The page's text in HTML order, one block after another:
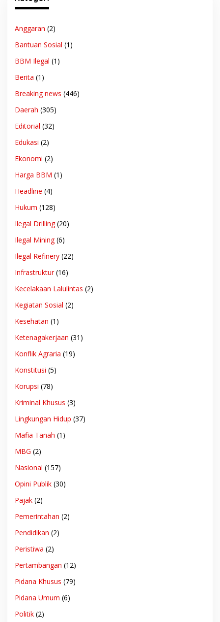
Anggaran (2)
Bantuan Sosial (1)
BBM Ilegal (1)
Berita (1)
Breaking news (446)
Daerah (305)
Editorial (32)
Edukasi (2)
Ekonomi (2)
Harga BBM (1)
Headline (4)
Hukum (128)
Ilegal Drilling(20)
Ilegal Mining(6)
Ilegal Refinery (22)
Infrastruktur(16)
Kecelakaan Lalulintas (2)
Kegiatan Sosial (2)
Kesehatan (1)
Ketenagakerjaan (31)
Konflik Agraria (19)
Konstitusi (5)
Korupsi (78)
Kriminal Khusus (3)
Lingkungan Hidup (37)
Mafia Tanah (1)
MBG (2)
Nasional (157)
Opini Publik (30)
Pajak (2)
Pemerintahan (2)
Pendidikan (2)
Peristiwa (2)
Pertambangan (12)
Pidana Khusus (79)
Pidana Umum (6)
Politik (2)